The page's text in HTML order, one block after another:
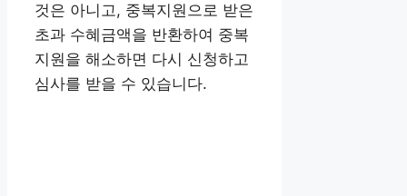
것은 아니고, 중복지원으로 받은
초과 수혜금액을 반환하여 중복
지원을 해소하면 다시 신청하고
심사를 받을 수 있습니다.